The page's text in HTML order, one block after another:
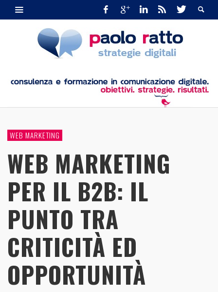
WEB MARKETING
WEB MARKETING
PER IL B2B: IL
PUNTO TRA
CRITICITÀ ED
OPPORTUNITÀ